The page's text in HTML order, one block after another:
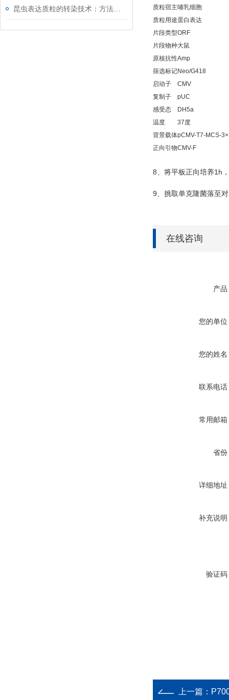
质粒宿主哺乳细胞
质粒用途蛋白表达
片段类型ORF
片段物种大鼠
原核抗性Amp
筛选标记Neo/G418
启动子
CMV
复制子
pUC
感受态
DH5a
温度
37度
背景载体pCMV-T7-MCS-
正向引物CMV-F
8、将平板正向培养1h
9、挑取单克隆菌落至
在线咨询
产品
您的单位
您的姓名
联系电话
常用邮箱
省份
详细地址
补充说明
验证码
上一篇：